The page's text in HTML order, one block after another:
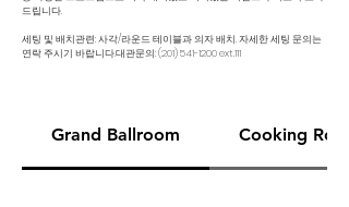
드립니다.
세팅 및 배치관련: 사각/라운드 테이블과 의자 배치. 자세한 세팅 문의는
연락 주시기 바랍니다.​대관문의:(201) 541-1200ext.111
Grand Ballroom Cooking